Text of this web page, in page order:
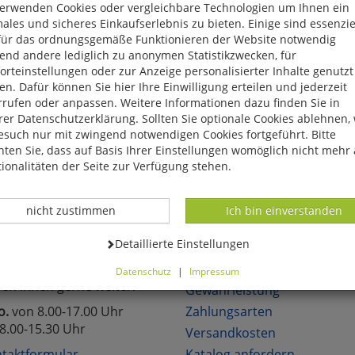
das Produkt oder die Kategorie, die Sie versucht haben zu
uns, wenn Sie sich in unserem Onlineshop mit unseren
neue Angebote Über 6.000 lieferbare
Fragen?
Ihnen gerne weiter.
von 8.00-17.00 Uhr
15.30 Uhr
KUNDENSERVICE
Über uns
Gewährleistung
Zahlungsarten
Versandkosten
Cookies oder vergleichbare Technologien um Ihnen ein
und sicheres Einkaufserlebnis zu bieten. Einige sind
das ordnungsgemäße Funktionieren der Website notwendig
andere lediglich zu anonymen Statistikzwecken, für
oder zur Anzeige personalisierter Inhalte genutzt
Dafür können Sie hier Ihre Einwilligung erteilen und jederzeit
oder anpassen. Weitere Informationen dazu finden Sie in
Datenschutzerklärung. Sollten Sie optionale Cookies ablehnen,
nur mit zwingend notwendigen Cookies fortgeführt. Bitte
Sie, dass auf Basis Ihrer Einstellungen womöglich nicht mehr
der Seite zur Verfügung stehen.
Datenverarbeitung -
Ich bin einverstanden
Datenverarbeitung -
nicht zustimmen
Datenverarbeitung -
Detaillierte Einstellungen
Datenschutz | Impressum
ablehnen, wird Ihr Besuch nur mit zwingend notwendigen
Bitte beachten Sie, dass auf Basis Ihrer Einstellungen
alle Funktionalitäten der Seite zur Verfügung stehen.
können Sie die Einstellungen jederzeit widerrufen